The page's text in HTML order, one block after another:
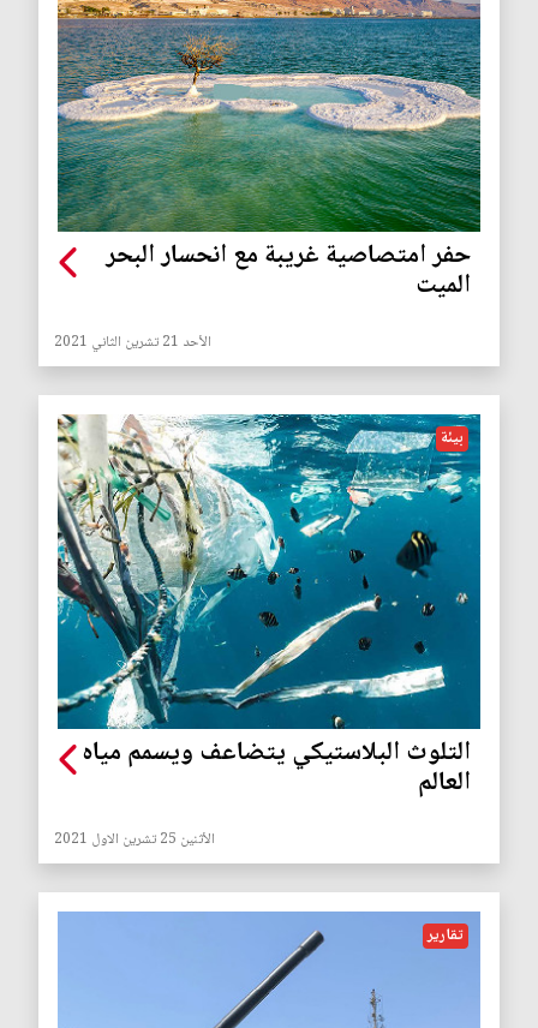
حفر امتصاصية غريبة مع انحسار البحر
الميت
الأحد 21 تشرين الثاني 2021
بيئة
التلوث البلاستيكي يتضاعف ويسمم مياه
العالم
الأثنين 25 تشرين الاول 2021
تقارير